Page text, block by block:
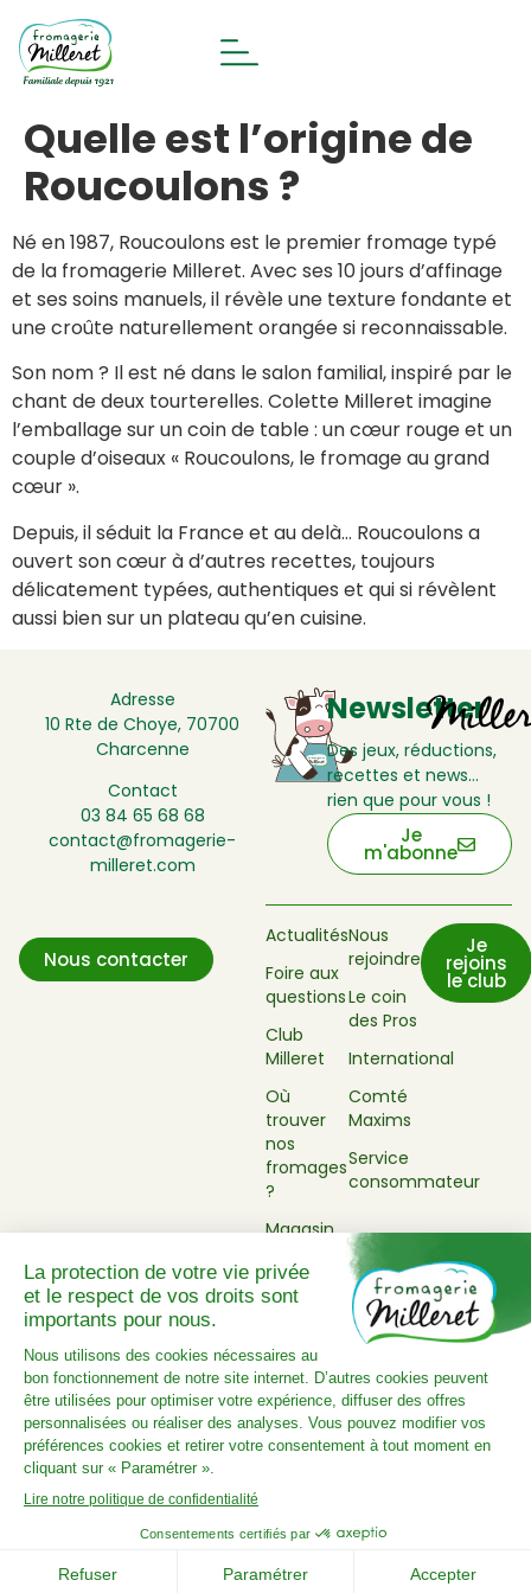
Quelle est l’origine de
Roucoulons ?
Né en 1987, Roucoulons est le premier fromage typé
de la fromagerie Milleret. Avec ses 10 jours d’affinage
et ses soins manuels, il révèle une texture fondante et
une croûte naturellement orangée si reconnaissable.
Son nom ? Il est né dans le salon familial, inspiré par le
chant de deux tourterelles. Colette Milleret imagine
l’emballage sur un coin de table : un cœur rouge et un
couple d’oiseaux « Roucoulons, le fromage au grand
cœur ».
Depuis, il séduit la France et au delà… Roucoulons a
ouvert son cœur à d’autres recettes, toujours
délicatement typées, authentiques et qui si révèlent
aussi bien sur un plateau qu’en cuisine.
Adresse
10 Rte de Choye, 70700
Charcenne
Contact
03 84 65 68 68
contact@fromagerie-
milleret.com
Nous contacter
Newsletter
Des jeux, réductions,
recettes et news…
rien que pour vous !
Je
m'abonne
Actualités
Foire aux
questions
Club
Milleret
Où
trouver
nos
fromages
?
Magasin
service
Nous
rejoindre
Le coin
des Pros
International
Comté
Maxims
Service
consommateur
Je
rejoins
le club
Mentions légales
Politique de confidentialité
Plan du site
Réalisé par Novius